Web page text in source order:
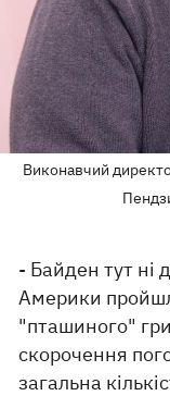
Виконавчий
- Байден тут ні
Америки
"пташиного"
скорочення
загальна